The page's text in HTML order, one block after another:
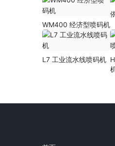
WM400 经济型喷码机
L7 工业流水线喷码机